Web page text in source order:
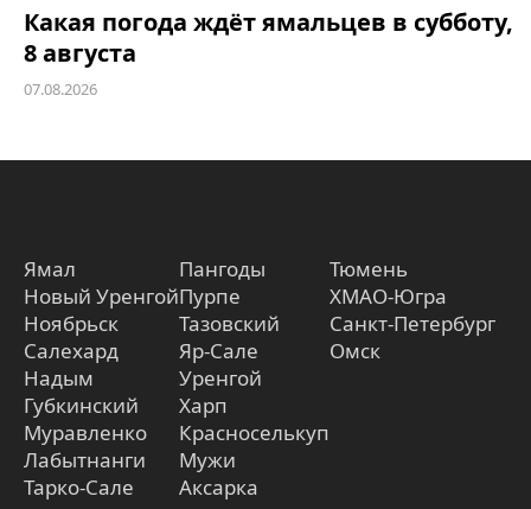
Какая погода ждёт ямальцев в субботу,
8 августа
07.08.2026
Ямал
Новый Уренгой
Ноябрьск
Салехард
Надым
Губкинский
Муравленко
Лабытнанги
Тарко-Сале
Пангоды
Пурпе
Тазовский
Яр-Сале
Уренгой
Харп
Красноселькуп
Мужи
Аксарка
Тюмень
ХМАО-Югра
Санкт-Петербург
Омск